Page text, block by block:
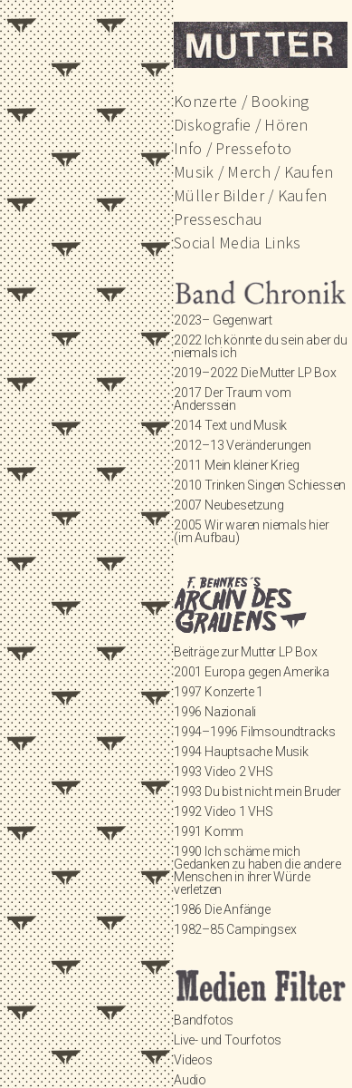
Die Berliner Band
Konzerte / Booking
Diskografie / Hören
Info / Pressefoto
Musik / Merch / Kaufen
Müller Bilder / Kaufen
Presseschau
Social Media Links
2023– Gegenwart
2022 Ich könnte du sein aber du
niemals ich
2019–2022 Die Mutter LP Box
2017 Der Traum vom
Anderssein
2014 Text und Musik
2012–13 Veränderungen
2011 Mein kleiner Krieg
2010 Trinken Singen Schiessen
2007 Neubesetzung
2005 Wir waren niemals hier
(im Aufbau)
Beiträge zur Mutter LP Box
2001 Europa gegen Amerika
1997 Konzerte 1
1996 Nazionali
1994–1996 Filmsoundtracks
1994 Hauptsache Musik
1993 Video 2 VHS
1993 Du bist nicht mein Bruder
1992 Video 1 VHS
1991 Komm
1990 Ich schäme mich
Gedanken zu haben die andere
Menschen in ihrer Würde
verletzen
1986 Die Anfänge
1982–85 Campingsex
Bandfotos
Live- und Tourfotos
Videos
Audio